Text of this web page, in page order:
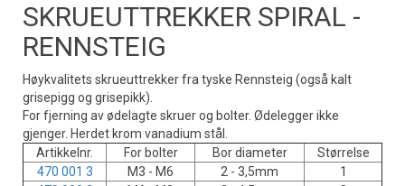
SKRUEUTTREKKER SPIRAL -
RENNSTEIG
Høykvalitets skrueuttrekker fra tyske Rennsteig (også kalt
grisepigg og grisepikk).
For fjerning av ødelagte skruer og bolter. Ødelegger ikke
gjenger. Herdet krom vanadium stål.
Artikkelnr.
For bolter Bor diameter
Størrelse
470 001 3
M3 - M6 2 - 3,5mm
1